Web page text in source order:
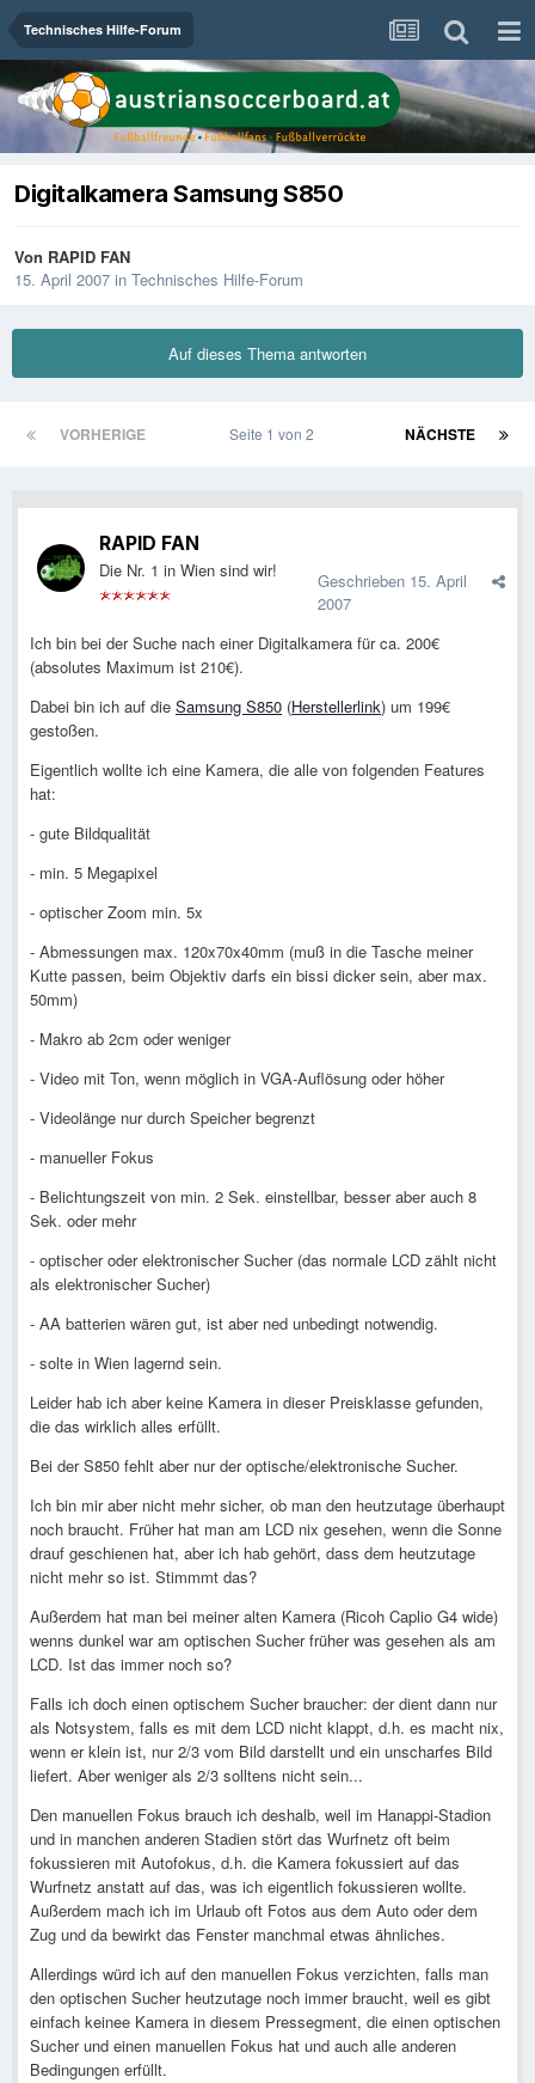
Technisches Hilfe-Forum
Digitalkamera Samsung S850
Von RAPID FAN
15. April 2007 in Technisches Hilfe-Forum
Auf dieses Thema antworten
VORHERIGE NÄCHSTE
Seite 1 von 2
RAPID FAN
Die Nr. 1 in Wien sind wir! Geschrieben 15. April
2007
Ich bin bei der Suche nach einer Digitalkamera für ca. 200€
(absolutes Maximum ist 210€).
Dabei bin ich auf die Samsung S850 (Herstellerlink) um 199€
gestoßen.
Eigentlich wollte ich eine Kamera, die alle von folgenden Features
hat:
- gute Bildqualität
- min. 5 Megapixel
- optischer Zoom min. 5x
- Abmessungen max. 120x70x40mm (muß in die Tasche meiner
Kutte passen, beim Objektiv darfs ein bissi dicker sein, aber max.
50mm)
- Makro ab 2cm oder weniger
- Video mit Ton, wenn möglich in VGA-Auflösung oder höher
- Videolänge nur durch Speicher begrenzt
- manueller Fokus
- Belichtungszeit von min. 2 Sek. einstellbar, besser aber auch 8
Sek. oder mehr
- optischer oder elektronischer Sucher (das normale LCD zählt nicht
als elektronischer Sucher)
- AA batterien wären gut, ist aber ned unbedingt notwendig.
- solte in Wien lagernd sein.
Leider hab ich aber keine Kamera in dieser Preisklasse gefunden,
die das wirklich alles erfüllt.
Bei der S850 fehlt aber nur der optische/elektronische Sucher.
Ich bin mir aber nicht mehr sicher, ob man den heutzutage überhaupt
noch braucht. Früher hat man am LCD nix gesehen, wenn die Sonne
drauf geschienen hat, aber ich hab gehört, dass dem heutzutage
nicht mehr so ist. Stimmmt das?
Außerdem hat man bei meiner alten Kamera (Ricoh Caplio G4 wide)
wenns dunkel war am optischen Sucher früher was gesehen als am
LCD. Ist das immer noch so?
Falls ich doch einen optischem Sucher braucher: der dient dann nur
als Notsystem, falls es mit dem LCD nicht klappt, d.h. es macht nix,
wenn er klein ist, nur 2/3 vom Bild darstellt und ein unscharfes Bild
liefert. Aber weniger als 2/3 solltens nicht sein...
Den manuellen Fokus brauch ich deshalb, weil im Hanappi-Stadion
und in manchen anderen Stadien stört das Wurfnetz oft beim
fokussieren mit Autofokus, d.h. die Kamera fokussiert auf das
Wurfnetz anstatt auf das, was ich eigentlich fokussieren wollte.
Außerdem mach ich im Urlaub oft Fotos aus dem Auto oder dem
Zug und da bewirkt das Fenster manchmal etwas ähnliches.
Allerdings würd ich auf den manuellen Fokus verzichten, falls man
den optischen Sucher heutzutage noch immer braucht, weil es gibt
einfach keinee Kamera in diesem Pressegment, die einen optischen
Sucher und einen manuellen Fokus hat und auch alle anderen
Bedingungen erfüllt.